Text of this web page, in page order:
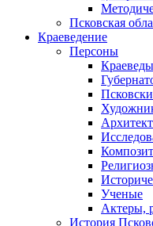
Псковская
Краеведение
Персоны
Краеведы
Ученые
Актеры,
История